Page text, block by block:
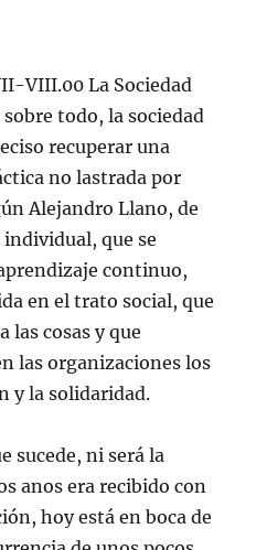
VIII.00 La Sociedad
todo, la sociedad
recuperar una
no lastrada por
Alejandro Llano, de
que se
continuo,
en el trato social, que
las cosas y que
las organizaciones los
y la solidaridad.
sucede, ni será la
anos era recibido con
hoy está en boca de